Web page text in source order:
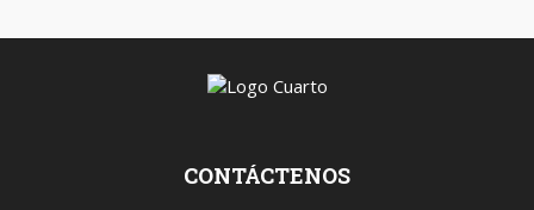
CONTÁCTENOS